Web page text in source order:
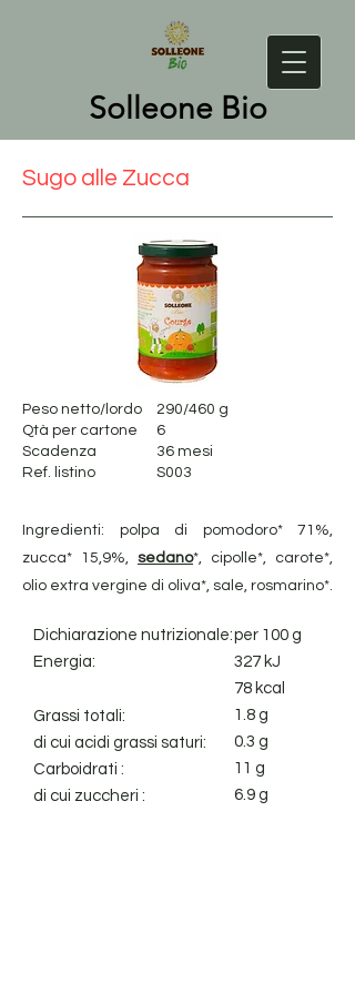
Solleone Bio
Sugo alle Zucca
Peso netto/lordo
Qtà per cartone
Scadenza
Ref. listino
290/460 g
6
36 mesi
S003
Ingredienti: polpa di pomodoro* 71%,
zucca* 15,9%, sedano*, cipolle*, carote*,
olio extra vergine di oliva*, sale, rosmarino*.
Dichiarazione nutrizionale:
Energia:
Grassi totali:
di cui acidi grassi saturi:
Carboidrati :
di cui zuccheri :
per 100 g
327 kJ
78 kcal
1.8 g
0.3 g
11 g
6.9 g